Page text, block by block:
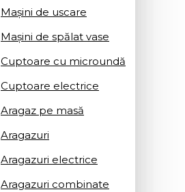
Mașini de uscare
Mașini de spălat vase
Cuptoare cu microundă
Cuptoare electrice
Aragaz pe masă
Aragazuri
Aragazuri electrice
Aragazuri combinate